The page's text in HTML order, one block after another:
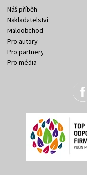
Náš příběh
Nakladatelství
Maloobchod
Pro autory
Pro partnery
Pro média